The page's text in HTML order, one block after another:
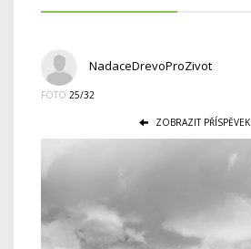
NadaceDrevoProZivot
FOTO 25/32
ZOBRAZIT PŘÍSPĚVEK